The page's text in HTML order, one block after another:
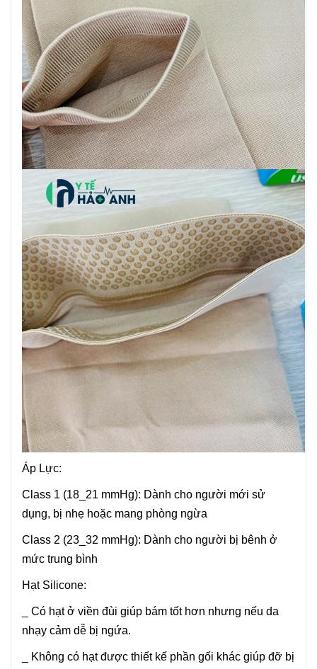
Áp Lực:
Class 1 (18_21 mmHg): Dành cho người mới sử
dụng, bị nhẹ hoặc mang phòng ngừa
Class 2 (23_32 mmHg): Dành cho người bị bênh ở
mức trung bình
Hạt Silicone:
_ Có hạt ở viền đùi giúp bám tốt hơn nhưng nếu da
nhạy cảm dễ bị ngứa.
_ Không có hạt được thiết kế phần gối khác giúp đỡ bị